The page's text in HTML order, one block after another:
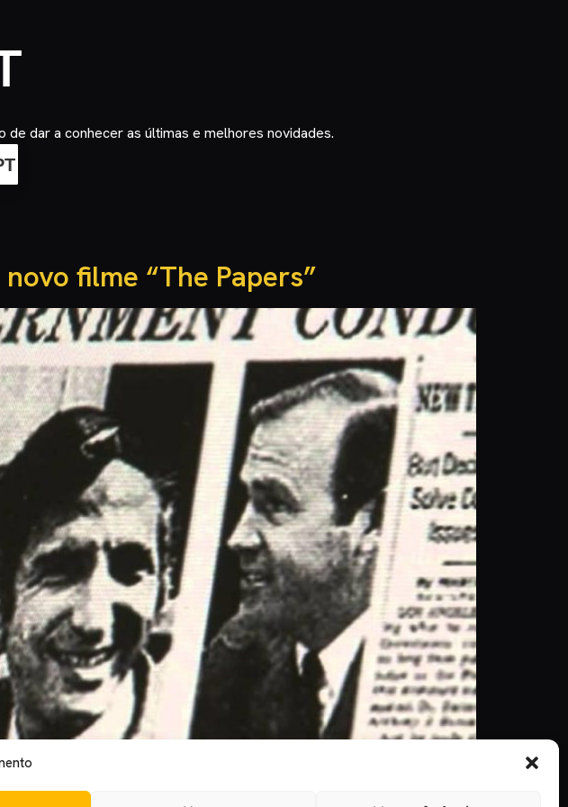
dar a conhecer as últimas e melhores novidades.
filme “The Papers”
chama-se agora “The Papers”, cuja história retrata o papel do